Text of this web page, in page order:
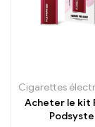
Acheter le kit